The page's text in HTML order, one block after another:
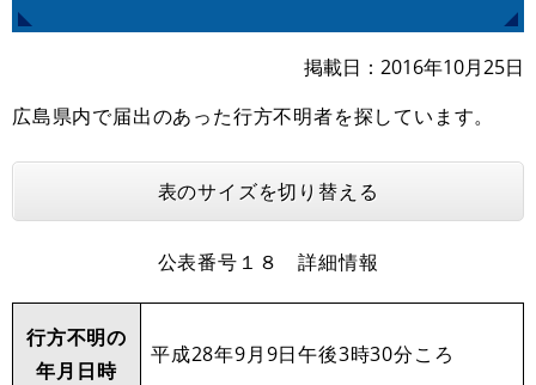
掲載日
2016年10月25日
広島県内で届出のあった行方不明者を探しています。
表のサイズを切り替える
公表番号１８ 詳細情報
行方不明の
年月日時
平成28年9月9日午後3時30分ころ